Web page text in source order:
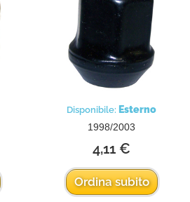
Disponibile: Esterno
1998/2003
4,11 €
Ordina subito